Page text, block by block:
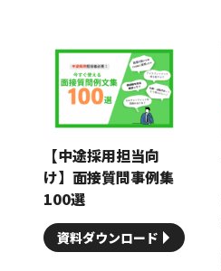
【中途採用担当向
け】面接質問事例集
100選
資料ダウンロード